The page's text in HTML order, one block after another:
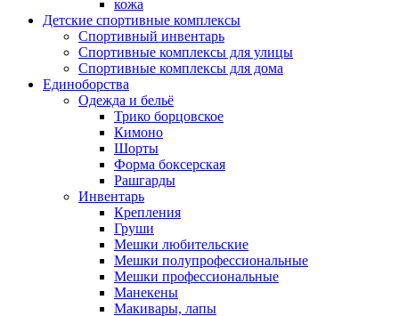
кожа
Детские спортивные комплексы
Спортивный инвентарь
Спортивные комплексы для улицы
Спортивные комплексы для дома
Единоборства
Одежда и бельё
Трико борцовское
Кимоно
Шорты
Форма боксерская
Рашгарды
Инвентарь
Крепления
Груши
Мешки любительские
Мешки полупрофессиональные
Мешки профессиональные
Манекены
Макивары, лапы